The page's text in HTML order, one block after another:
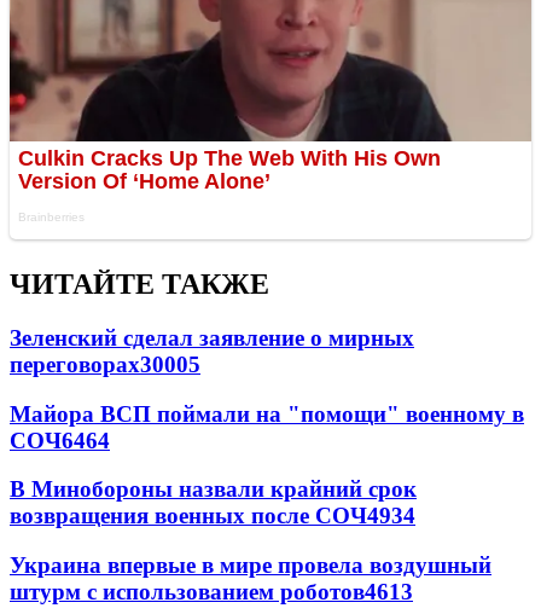
ЧИТАЙТЕ ТАКЖЕ
Зеленский сделал заявление о мирных
переговорах30005
Майора ВСП поймали на "помощи" военному в
СОЧ6464
В Минобороны назвали крайний срок
возвращения военных после СОЧ4934
Украина впервые в мире провела воздушный
штурм с использованием роботов4613